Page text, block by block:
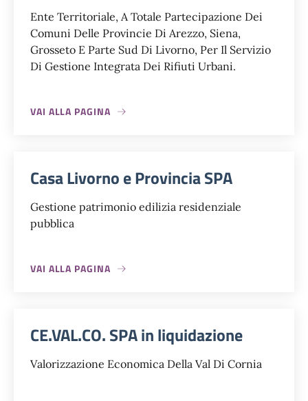
Ente Territoriale, A Totale Partecipazione Dei
Comuni Delle Provincie Di Arezzo, Siena,
Grosseto E Parte Sud Di Livorno, Per Il Servizio
Di Gestione Integrata Dei Rifiuti Urbani.
VAI ALLA PAGINA
Casa Livorno e Provincia SPA
Gestione patrimonio edilizia residenziale
pubblica
VAI ALLA PAGINA
CE.VAL.CO. SPA in liquidazione
Valorizzazione Economica Della Val Di Cornia